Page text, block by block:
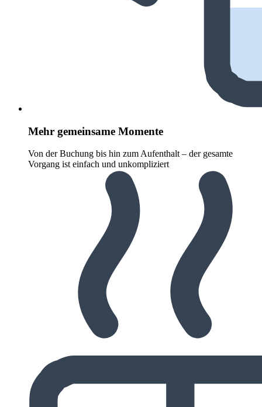
Mehr gemeinsame Momente
Von der Buchung bis hin zum Aufenthalt – der gesamte
Vorgang ist einfach und unkompliziert